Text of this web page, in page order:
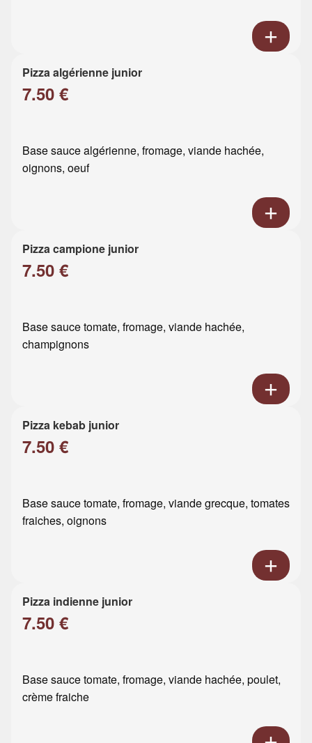
Pizza algérienne junior
7.50 €
Base sauce algérienne, fromage, viande hachée,
oignons, oeuf
Pizza campione junior
7.50 €
Base sauce tomate, fromage, viande hachée,
champignons
Pizza kebab junior
7.50 €
Base sauce tomate, fromage, viande grecque, tomates
fraiches, oignons
Pizza indienne junior
7.50 €
Base sauce tomate, fromage, viande hachée, poulet,
crème fraiche